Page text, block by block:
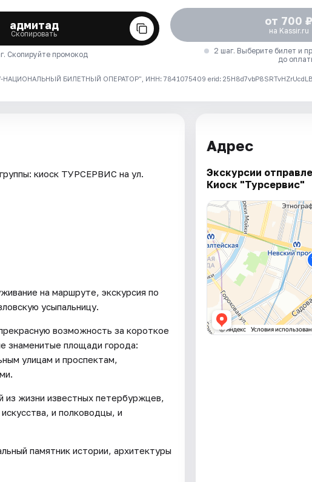
адмитад
Скопировать
Скопируйте промокод
от 700 ₽
на Kassir.ru
2 шаг. Выберите билет и
до
БИЛЕТНЫЙ ОПЕРАТОР", ИНН: 7841075409 erid:
киоск ТУРСЕРВИС на ул.
на маршруте, экскурсия по
усыпальницу.
возможность за короткое
знаменитые площади города:
улицам и проспектам,
жизни известных петербуржцев,
и полководцы, и
памятник истории, архитектуры
Адрес
Экскурсии
Киоск "Турсервис"